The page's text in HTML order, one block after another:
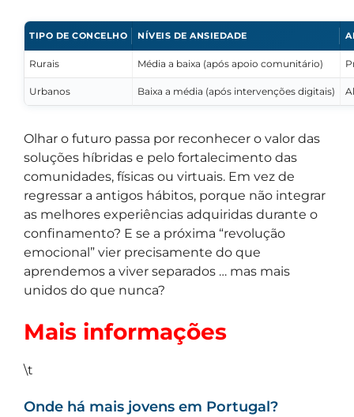
TIPO DE CONCELHO NÍVEIS DE ANSIEDADE
Rurais Média a baixa (após apoio comunitário)
Urbanos Baixa a média (após intervenções digitais)
Olhar o futuro passa por reconhecer o valor das
soluções híbridas e pelo fortalecimento das
comunidades, físicas ou virtuais. Em vez de
regressar a antigos hábitos, porque não integrar
as melhores experiências adquiridas durante o
confinamento? E se a próxima “revolução
emocional” vier precisamente do que
aprendemos a viver separados … mas mais
unidos do que nunca?
Mais informações
\t
Onde há mais jovens em Portugal?